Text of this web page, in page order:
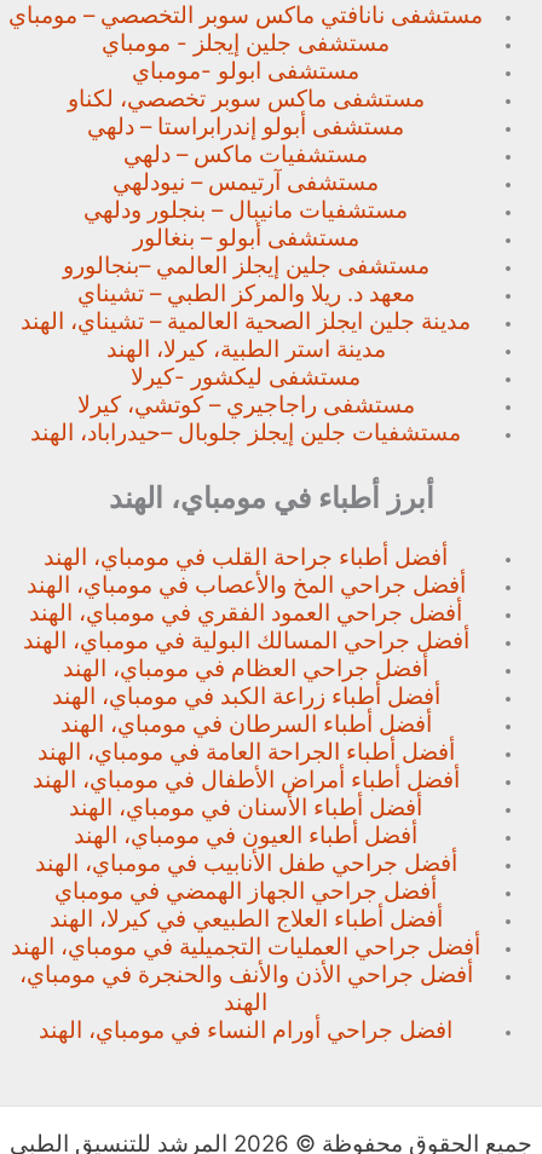
مستشفى نانافتي ماكس سوبر التخصصي – مومباي
مستشفى جلين إيجلز - مومباي
مستشفى ابولو -مومباي
مستشفى ماكس سوبر تخصصي، لكناو
مستشفى أبولو إندرابراستا – دلهي
مستشفيات ماكس – دلهي
مستشفى آرتيمس – نيودلهي
مستشفيات مانيبال – بنجلور ودلهي
مستشفى أبولو – بنغالور
مستشفى جلين إيجلز العالمي –بنجالورو
معهد د. ريلا والمركز الطبي – تشيناي
مدينة جلين ايجلز الصحية العالمية – تشيناي، الهند
مدينة استر الطبية، كيرلا، الهند
مستشفى ليكشور -كيرلا
مستشفى راجاجيري – كوتشي، كيرلا
مستشفيات جلين إيجلز جلوبال –حيدراباد، الهند
أبرز أطباء في مومباي، الهند
أفضل أطباء جراحة القلب في مومباي، الهند
أفضل جراحي المخ والأعصاب في مومباي، الهند
أفضل جراحي العمود الفقري في مومباي، الهند
أفضل جراحي المسالك البولية في مومباي، الهند
أفضل جراحي العظام في مومباي، الهند
أفضل أطباء زراعة الكبد في مومباي، الهند
أفضل أطباء السرطان في مومباي، الهند
أفضل أطباء الجراحة العامة في مومباي، الهند
أفضل أطباء أمراض الأطفال في مومباي، الهند
أفضل أطباء الأسنان في مومباي، الهند
أفضل أطباء العيون في مومباي، الهند
أفضل جراحي طفل الأنابيب في مومباي، الهند
أفضل جراحي الجهاز الهمضي في مومباي
أفضل أطباء العلاج الطبيعي في كيرلا، الهند
أفضل جراحي العمليات التجميلية في مومباي، الهند
أفضل جراحي الأذن والأنف والحنجرة في مومباي،
الهند
افضل جراحي أورام النساء في مومباي، الهند
جميع الحقوق محفوظة © 2026 المرشد للتنسيق الطبي